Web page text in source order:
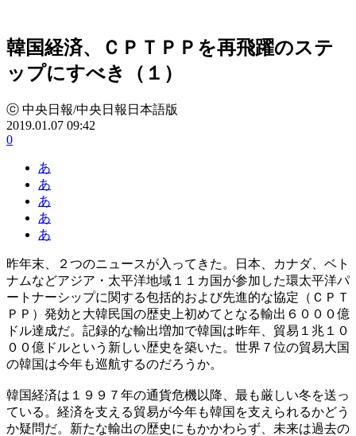
韓国経済、ＣＰＴＰＰを再飛躍のステ
ップにすべき（１）
ⓒ 中央日報/中央日報日本語版
2019.01.07 09:42
0
あ
あ
あ
あ
あ
昨年末、２つのニュースが入ってきた。日本、カナダ、ベト
ナムなどアジア・太平洋地域１１カ国が参加した環太平洋パ
ートナーシップに関する包括的および先進的な協定（ＣＰＴ
ＰＰ）発効と大韓民国の歴史上初めてとなる輸出６０００億
ドル達成だ。記録的な輸出増加で韓国は昨年、貿易１兆１０
００億ドルという新しい歴史を築いた。世界７位の貿易大国
の韓国は今年も巡航するのだろうか。
韓国経済は１９９７年の通貨危機以降、最も厳しい冬を送っ
ている。経済を支える貿易が今年も韓国を支えられるかどう
か疑問だ。新たな輸出の歴史にもかかわらず、未来は過去の